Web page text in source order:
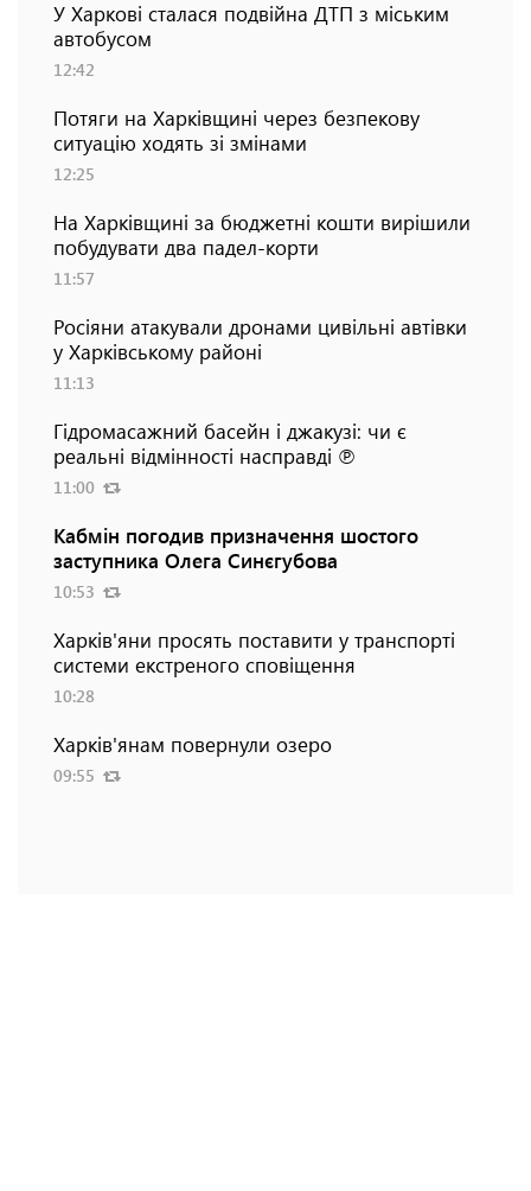
У Харкові сталася подвійна ДТП з міським
автобусом
12:42
Потяги на Харківщині через безпекову
ситуацію ходять зі змінами
12:25
На Харківщині за бюджетні кошти вирішили
побудувати два падел-корти
11:57
Росіяни атакували дронами цивільні автівки
у Харківському районі
11:13
Гідромасажний басейн і джакузі: чи є
реальні відмінності насправді ℗
11:00
Кабмін погодив призначення шостого
заступника Олега Синєгубова
10:53
Харків'яни просять поставити у транспорті
системи екстреного сповіщення
10:28
Харків'янам повернули озеро
09:55